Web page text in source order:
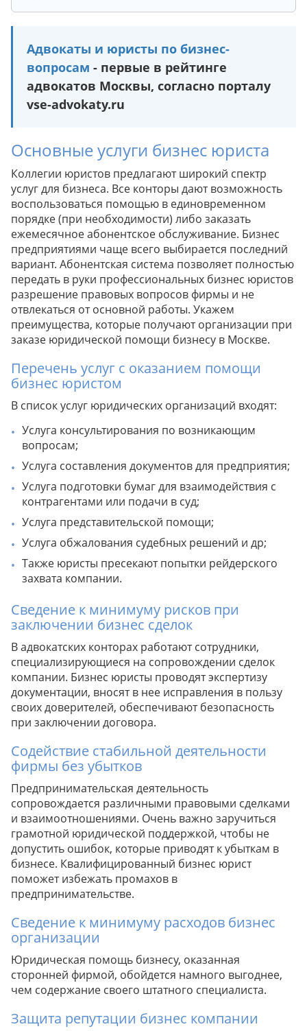
которые можно предусмотреть в
Федеральный закон "О защите прав
потребителей" регулирует права и
обязанности сторон в потребительских
отношениях.
деловой информации.
Закон "О персональных данных"
ограничивает сбор и обработку личной
информации.
Разъяснение
Рекомендация
Рекомендация
Рекомендация
Закон
Статья 81 Трудового кодекса РФ описывает
основания для расторжения трудового
договора по инициативе работодателя.
регулирует порядок выплаты всех сумм,
причитающихся работнику в день его
увольнения.
Статья 71 Трудового кодекса РФ описывает
порядок расторжения трудового договора
с сотрудником на испытательном сроке.
Разъяснение
Рекомендация
Рекомендация
Закон
Закон о защите конкуренции регулирует
порядок поведения компаний на рынке и
не допускает недобросовестную
конкуренцию.
Гражданский кодекс РФ содержит нормы о
защите интеллектуальной собственности.
Закон "О защите бизнеса" регулирует
некоторые аспекты защиты деловой
репутации организаций.
Разъяснение
Рекомендация
Рекомендация
Рекомендация
Закон
Кодекс административного
судопроизводства РФ регулирует порядок
рассмотрения споров с государственными
органами.
Налоговый кодекс РФ устанавливает
основания и процедуры налоговых
проверок и претензий.
Федеральный закон "О защите прав
юридических лиц при проведении
государственного контроля" обеспечивает
защиту организаций в процессе проверок.
Разъяснение
Рекомендация
Рекомендация
Рекомендация
Совет от эксперта
Совет от эксперта
Рекомендация от юриста
Рекомендация от юриста
Рекомендация от юриста
Совет от эксперта
Совет от эксперта
Совет от эксперта
Рекомендация от юриста
Рекомендация от юриста
Рекомендация от юриста
Совет от эксперта
Совет от эксперта
Совет от эксперта
Рекомендация от юриста
Совет от эксперта
Совет от эксперта
Совет от эксперта
Рекомендация от юриста
Адвокаты и юристы по бизнес-
вопросам - первые в рейтинге
адвокатов Москвы, согласно порталу
vse-advokaty.ru
Основные услуги бизнес юриста
Коллегии юристов предлагают широкий спектр
услуг для бизнеса. Все конторы дают возможность
воспользоваться помощью в единовременном
порядке (при необходимости) либо заказать
ежемесячное абонентское обслуживание. Бизнес
предприятиями чаще всего выбирается последний
вариант. Абонентская система позволяет полностью
передать в руки профессиональных бизнес юристов
разрешение правовых вопросов фирмы и не
отвлекаться от основной работы. Укажем
преимущества, которые получают организации при
заказе юридической помощи бизнесу в Москве.
Перечень услуг с оказанием помощи
бизнес юристом
В список услуг юридических организаций входят:
Услуга консультирования по возникающим
вопросам;
Услуга составления документов для предприятия;
Услуга подготовки бумаг для взаимодействия с
контрагентами или подачи в суд;
Услуга представительской помощи;
Услуга обжалования судебных решений и др;
Также юристы пресекают попытки рейдерского
захвата компании.
Сведение к минимуму рисков при
заключении бизнес сделок
В адвокатских конторах работают сотрудники,
специализирующиеся на сопровождении сделок
компании. Бизнес юристы проводят экспертизу
документации, вносят в нее исправления в пользу
своих доверителей, обеспечивают безопасность
при заключении договора.
Содействие стабильной деятельности
фирмы без убытков
Предпринимательская деятельность
сопровождается различными правовыми сделками
и взаимоотношениями. Очень важно заручиться
грамотной юридической поддержкой, чтобы не
допустить ошибок, которые приводят к убыткам в
бизнесе. Квалифицированный бизнес юрист
поможет избежать промахов в
предпринимательстве.
Сведение к минимуму расходов бизнес
организации
Юридическая помощь бизнесу, оказанная
сторонней фирмой, обойдется намного выгоднее,
чем содержание своего штатного специалиста.
Защита репутации бизнес компании